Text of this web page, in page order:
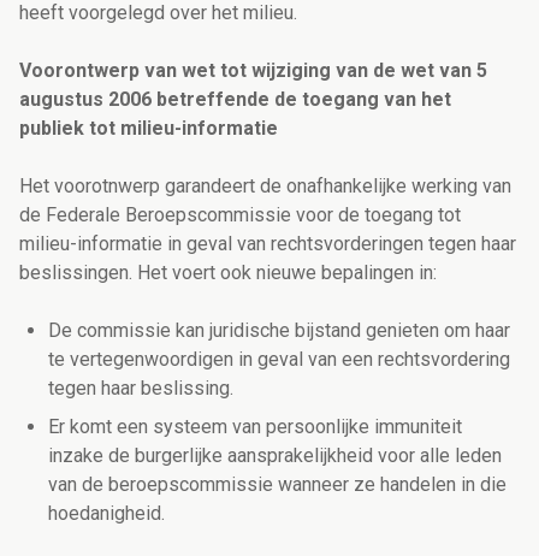
heeft voorgelegd over het milieu.
Voorontwerp van wet tot wijziging van de wet van 5
augustus 2006 betreffende de toegang van het
publiek tot milieu-informatie
Het voorotnwerp garandeert de onafhankelijke werking van
de Federale Beroepscommissie voor de toegang tot
milieu-informatie in geval van rechtsvorderingen tegen haar
beslissingen. Het voert ook nieuwe bepalingen in:
De commissie kan juridische bijstand genieten om haar
te vertegenwoordigen in geval van een rechtsvordering
tegen haar beslissing.
Er komt een systeem van persoonlijke immuniteit
inzake de burgerlijke aansprakelijkheid voor alle leden
van de beroepscommissie wanneer ze handelen in die
hoedanigheid.